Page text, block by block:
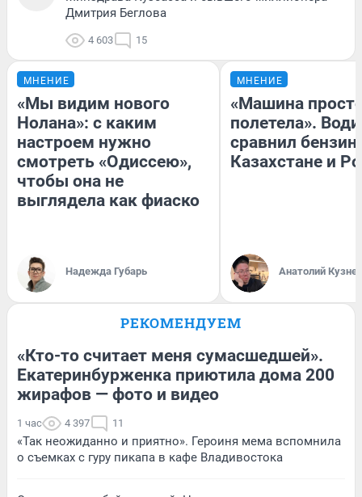
Дмитрия Беглова
4 603 15
МНЕНИЕ
«Мы видим нового
Нолана»: с каким
настроем нужно
смотреть «Одиссею»,
чтобы она не
выглядела как фиаско
Надежда Губарь
МНЕНИЕ
«Машина
полетела».
сравнил бензин
Казахстане и
Анатолий
РЕКОМЕНДУЕМ
«Кто-то считает меня сумасшедшей».
Екатеринбурженка приютила дома 200
жирафов — фото и видео
1 час 4 397 11
«Так неожиданно и приятно». Героиня мема вспомнила
о съемках с гуру пикапа в кафе Владивостока